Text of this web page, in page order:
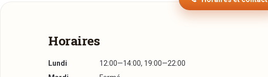
Horaires
Lundi
12:00—14:00, 19:00—22:00